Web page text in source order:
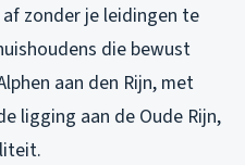
zonder je leidingen te
die bewust
aan den Rijn, met
ligging aan de Oude Rijn,